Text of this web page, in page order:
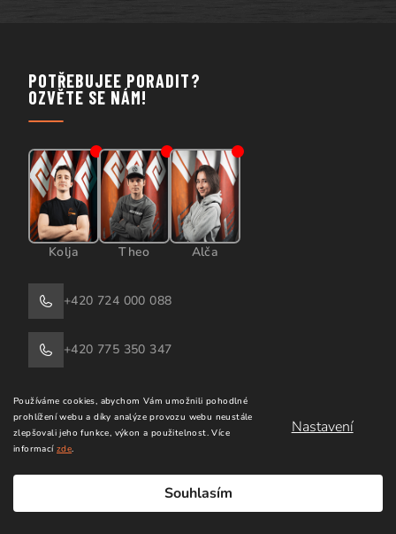
Používáme cookies, abychom Vám umožnili pohodlné
prohlížení webu a díky analýze provozu webu neustále
zlepšovali jeho funkce, výkon a použitelnost.Více
informacízde.
Nastavení
Souhlasím
POTŘEBUJEE PORADIT?
OZVĚTE SE NÁM!
Kolja Theo Alča
+420 724 000 088
+420 775 350 347
+420 603 916 042
WhatsApp
windsurfingkarlin@email.cz